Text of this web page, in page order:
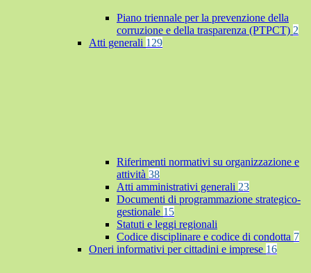
Piano triennale per la prevenzione della
corruzione e della trasparenza (PTPCT) 2
Atti generali 129
Riferimenti normativi su organizzazione e
attività 38
Atti amministrativi generali 23
Documenti di programmazione strategico-
gestionale 15
Statuti e leggi regionali
Codice disciplinare e codice di condotta 7
Oneri informativi per cittadini e imprese 16